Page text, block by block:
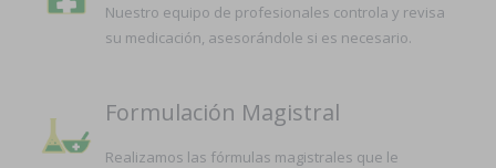
Nuestro equipo de profesionales controla y revisa
su medicación, asesorándole si es necesario.
Formulación Magistral
Realizamos las fórmulas magistrales que le